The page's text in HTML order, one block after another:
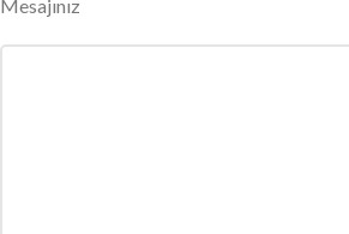
Mesajınız